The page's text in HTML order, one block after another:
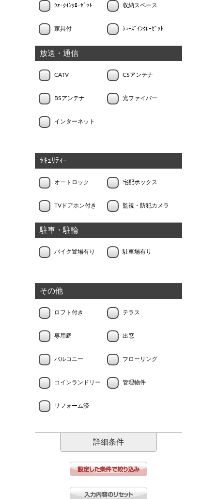
ｳｫｰｸｲﾝｸﾛｰｾﾞｯﾄ 収納スペース
家具付 ｼｭｰｽﾞｲﾝｸﾛｰｾﾞｯﾄ
放送・通信
CATV CSアンテナ
BSアンテナ 光ファイバー
インターネット
ｾｷｭﾘﾃｨｰ
オートロック 宅配ボックス
TVドアホン付き 監視・防犯カメラ
駐車・駐輪
バイク置場有り 駐車場有り
その他
ロフト付き テラス
専用庭 出窓
バルコニー フローリング
コインランドリー 管理物件
リフォーム済